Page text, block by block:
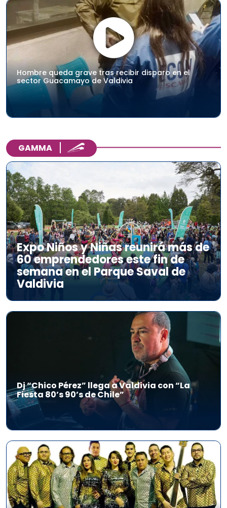
Hombre queda grave tras recibir disparo en el
sector Guacamayo de Valdivia
GAMMA
Expo Niños y Niñas reunirá más de
60 emprendedores este fin de
semana en el Parque Saval de
Valdivia
Dj “Chico Pérez” llega a Valdivia con “La
Fiesta 80’s 90’s de Chile”